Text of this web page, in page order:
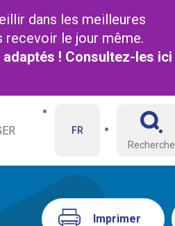
dans les meilleures
recevoir le jour même.
! Consultez-les ici
FR
Recherche
Imprimer